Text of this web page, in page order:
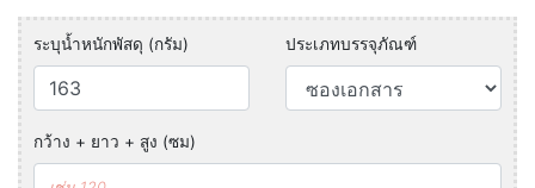
ระบุน้ำหนักพัสดุ (กรัม) ประเภทบรรจุภัณฑ์
กว้าง + ยาว + สูง (ซม)